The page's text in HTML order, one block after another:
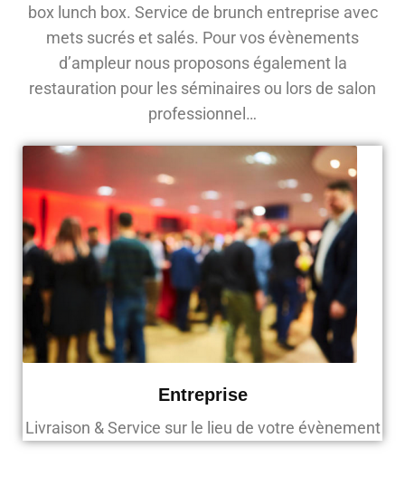
box lunch box. Service de brunch entreprise avec
mets sucrés et salés. Pour vos évènements
d’ampleur nous proposons également la
restauration pour les séminaires ou lors de salon
professionnel…
Entreprise
Livraison & Service sur le lieu de votre évènement